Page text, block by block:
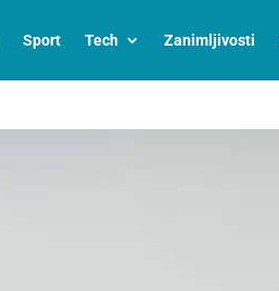
Sport Tech Zanimljivosti